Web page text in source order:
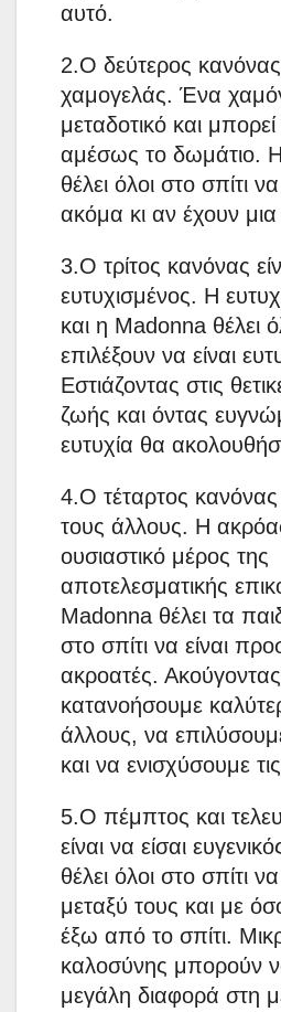
αυτό.
2.Ο δεύτερος κανόνας
χαμογελάς. Ένα
μεταδοτικό και
αμέσως το δωμάτιο.
θέλει όλοι στο σπίτι
ακόμα κι αν έχουν
3.Ο τρίτος κανόνας
ευτυχισμένος. Η
και η Madonna θέλει
επιλέξουν να είναι
Εστιάζοντας στις
ζωής και όντας
ευτυχία θα
4.Ο τέταρτος κανόνας
τους άλλους. Η
ουσιαστικό μέρος της
αποτελεσματικής
Madonna θέλει τα
στο σπίτι να είναι
ακροατές.
κατανοήσουμε
άλλους, να
και να ενισχύσουμε
5.Ο πέμπτος και
είναι να είσαι
θέλει όλοι στο σπίτι να
μεταξύ τους και με
έξω από το σπίτι.
καλοσύνης μπορούν
μεγάλη διαφορά στη